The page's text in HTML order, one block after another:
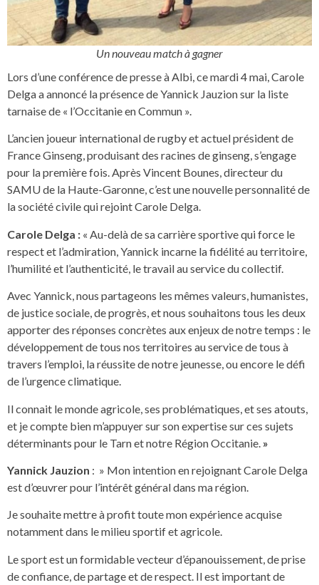
Un nouveau match à gagner
Lors d’une conférence de presse à Albi, ce mardi 4 mai, Carole
Delga a annoncé la présence de Yannick Jauzion sur la liste
tarnaise de « l’Occitanie en Commun ».
L’ancien joueur international de rugby et actuel président de
France Ginseng, produisant des racines de ginseng, s’engage
pour la première fois. Après Vincent Bounes, directeur du
SAMU de la Haute-Garonne, c’est une nouvelle personnalité de
la société civile qui rejoint Carole Delga.
Carole Delga : « Au-delà de sa carrière sportive qui force le
respect et l’admiration, Yannick incarne la fidélité au territoire,
l’humilité et l’authenticité, le travail au service du collectif.
Avec Yannick, nous partageons les mêmes valeurs, humanistes,
de justice sociale, de progrès, et nous souhaitons tous les deux
apporter des réponses concrètes aux enjeux de notre temps : le
développement de tous nos territoires au service de tous à
travers l’emploi, la réussite de notre jeunesse, ou encore le défi
de l’urgence climatique.
Il connait le monde agricole, ses problématiques, et ses atouts,
et je compte bien m’appuyer sur son expertise sur ces sujets
déterminants pour le Tarn et notre Région Occitanie. »
Yannick Jauzion : » Mon intention en rejoignant Carole Delga
est d’œuvrer pour l’intérêt général dans ma région.
Je souhaite mettre à profit toute mon expérience acquise
notamment dans le milieu sportif et agricole.
Le sport est un formidable vecteur d’épanouissement, de prise
de confiance, de partage et de respect. Il est important de